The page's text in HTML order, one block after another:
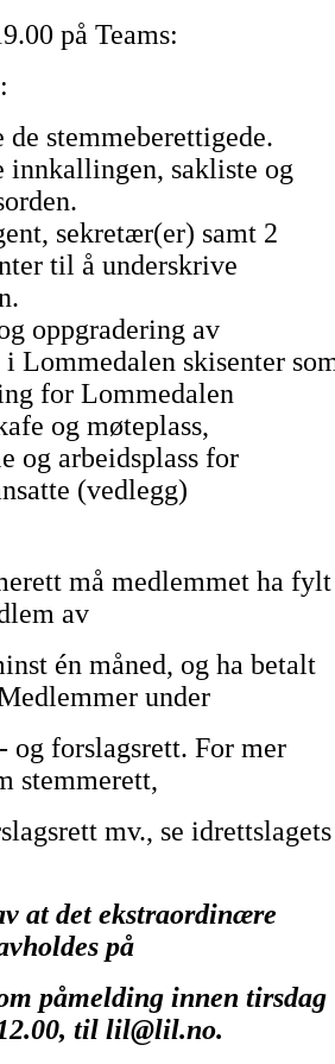
på Teams:
de stemmeberettigede.
innkallingen, sakliste og
sekretær(er) samt 2
til å underskrive
oppgradering av
i Lommedalen skisenter
for Lommedalen
og møteplass,
og arbeidsplass for
(vedlegg)
må medlemmet ha fylt
av
én måned, og ha betalt
under
og forslagsrett. For mer
stemmerett,
mv., se idrettslagets
at det ekstraordinære
på
påmelding innen tirsdag
til lil@lil.no.